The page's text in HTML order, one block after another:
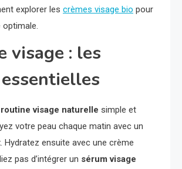
explorer les crèmes visage bio pour
visage : les
routine visage naturelle simple et
votre peau chaque matin avec un
Hydratez ensuite avec une crème
pas d’intégrer un sérum visage